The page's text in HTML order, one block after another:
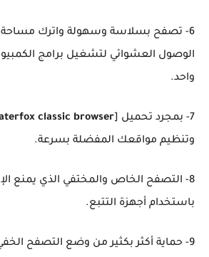
6- تصفح بسلاسة وسهولة واترك مساحة
الوصول العشوائي لتشغيل برامج
واحد.
7- بمجرد تحميل [ classic browser
وتنظيم مواقعك المفضلة بسرعة.
8- التصفح الخاص والمختفي الذي يمنع
باستخدام أجهزة التتبع.
9- حماية أكثر بكثير من وضع التصفح